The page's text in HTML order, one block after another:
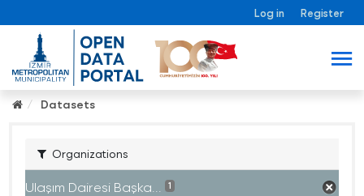
Log in Register
Datasets
Organizations
Ulaşım Dairesi Başka... 1